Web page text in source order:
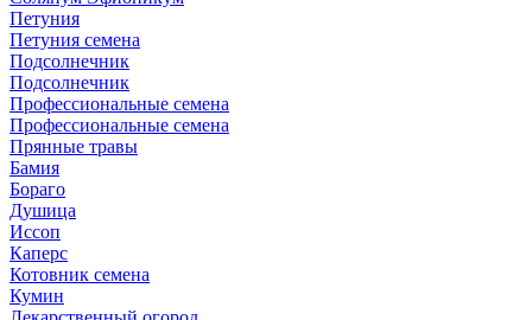
Петуния
Петуния семена
Подсолнечник
Подсолнечник
Профессиональные семена
Профессиональные семена
Прянные травы
Бамия
Бораго
Душица
Иссоп
Каперс
Котовник семена
Кумин